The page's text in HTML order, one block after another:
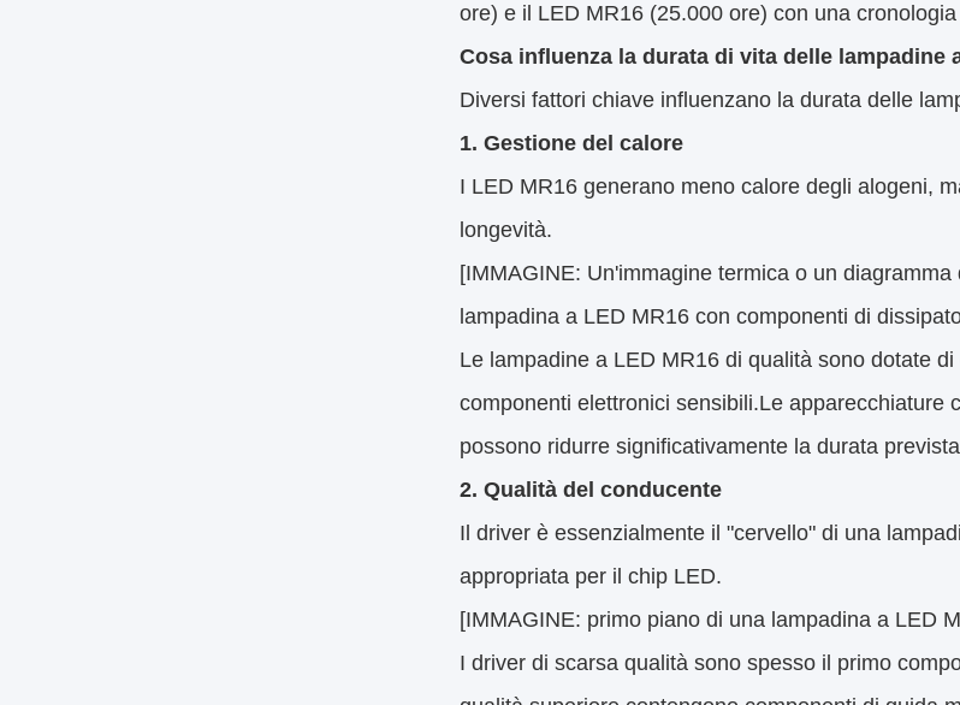
ore) e il LED MR16 (25.000 ore) con una
Cosa influenza la durata di vita delle lampadine
Diversi fattori chiave influenzano la durata delle
1. Gestione del calore
I LED MR16 generano meno calore degli alogeni,
longevità.
[IMMAGINE: Un'immagine termica o un
lampadina a LED MR16 con componenti di
Le lampadine a LED MR16 di qualità sono dotate
componenti elettronici sensibili.Le
possono ridurre significativamente la durata
2. Qualità del conducente
Il driver è essenzialmente il "cervello" di una
appropriata per il chip LED.
[IMMAGINE: primo piano di una lampadina a LED
I driver di scarsa qualità sono spesso il primo